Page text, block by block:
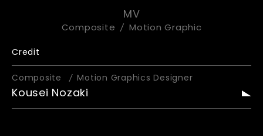
MV
Composite Motion Graphic
Credit
Composite Motion Graphics Designer
Kousei Nozaki